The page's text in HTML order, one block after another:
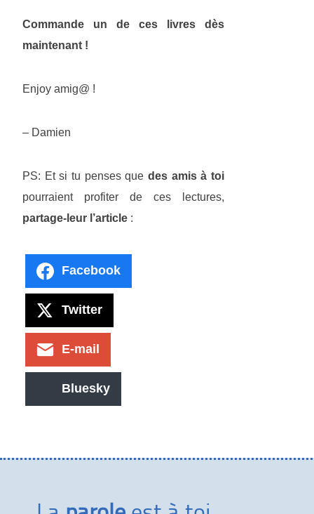
Commande un de ces livres dès
maintenant !
Enjoy amig@ !
– Damien
PS: Et si tu penses que des amis à toi
pourraient profiter de ces lectures,
partage-leur l’article :
Facebook
Twitter
E-mail
Bluesky